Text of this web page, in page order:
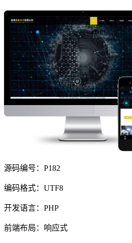
源码编号：P182
编码格式：UTF8
开发语言：PHP
前端布局：响应式